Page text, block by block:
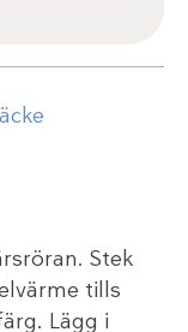
Stek
tills
Lägg i